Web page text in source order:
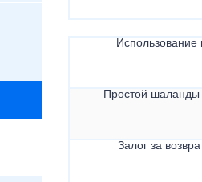
Использование
Простой шаланды
Залог за